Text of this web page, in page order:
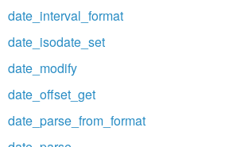
date_interval_format
date_isodate_set
date_modify
date_offset_get
date_parse_from_format